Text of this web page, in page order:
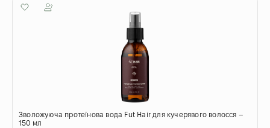
Зволожуюча протеїнова вода Fut Hair для кучерявого волосся –
150 мл